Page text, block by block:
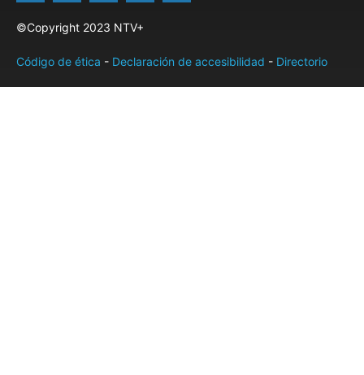
©Copyright 2023 NTV+
Código de ética - Declaración de accesibilidad - Directorio